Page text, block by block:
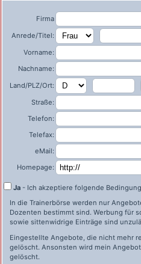
Firma
Anrede/Titel:
Vorname:
Nachname:
Land/PLZ/Ort:
Straße:
Telefon:
Telefax:
eMail:
Homepage:
Ja - Ich akzeptiere folgende
In die Trainerbörse werden nur
Dozenten bestimmt sind. Werbung für
sowie sittenwidrige Einträge sind
Eingestellte Angebote, die nicht mehr
gelöscht. Ansonsten wird mein
gelöscht.